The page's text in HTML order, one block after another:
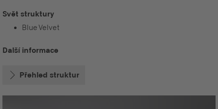
Svět struktury
Blue Velvet
Další informace
Přehled struktur